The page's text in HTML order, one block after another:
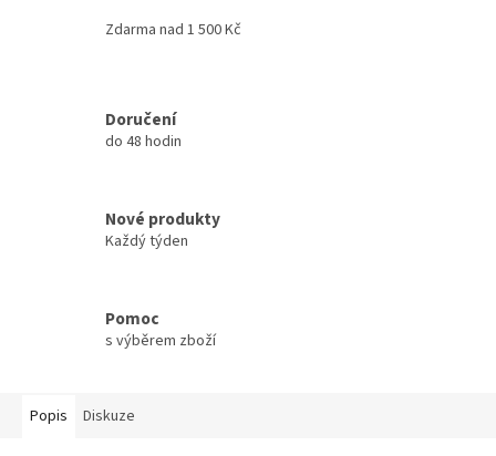
Zdarma nad 1 500 Kč
Doručení
do 48 hodin
Nové produkty
Každý týden
Pomoc
s výběrem zboží
Popis Diskuze